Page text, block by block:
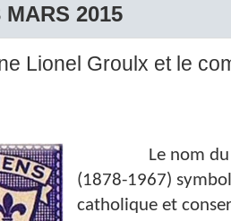
MARS 2015
Lionel Groulx et le
Le nom
(1878-1967)
catholique et